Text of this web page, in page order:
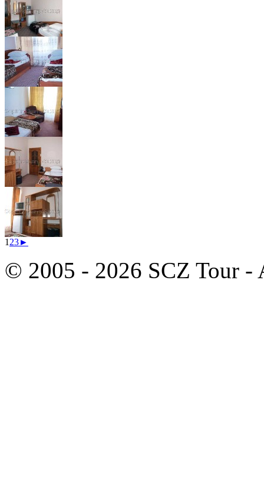
1 23►
© 2005 - 2026 SCZ Tour -